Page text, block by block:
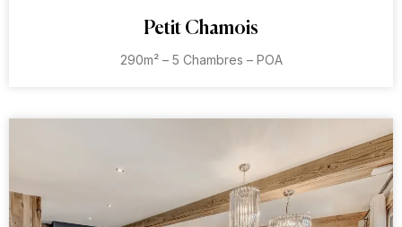
Petit Chamois
290m² – 5 Chambres – POA